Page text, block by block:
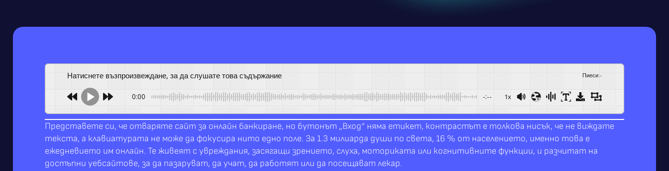
Натиснете възпроизвеждане, за да слушате това съдържание Пиеси:-
0:00 -:-- 1x
Представете си, че отваряте сайт за онлайн банкиране, но бутонът „Вход“ няма етикет, контрастът е толкова нисък, че не виждате
текста, а клавиатурата не може да фокусира нито едно поле. За 1.3 милиарда души по света, 16 % от населението, именно това е
ежедневието им онлайн. Те живеят с увреждания, засягащи зрението, слуха, моториката или когнитивните функции, и разчитат на
достъпни уебсайтове, за да пазаруват, да учат, да работят или да посещават лекар.